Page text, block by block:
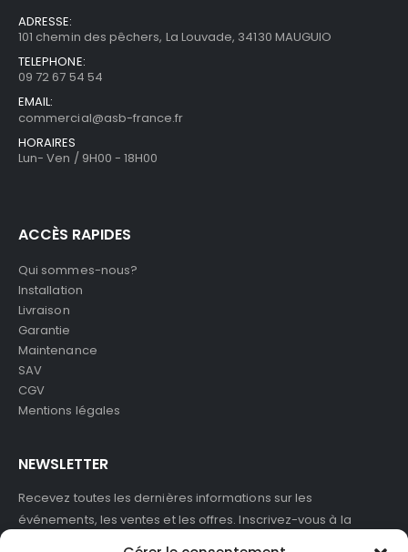
ADRESSE:
101 chemin des pêchers, La Louvade, 34130 MAUGUIO
TELEPHONE:
09 72 67 54 54
EMAIL:
commercial@asb-france.fr
HORAIRES
Lun- Ven / 9H00 - 18H00
ACCÈS RAPIDES
Qui sommes-nous?
Installation
Livraison
Garantie
Maintenance
SAV
CGV
Mentions légales
NEWSLETTER
Recevez toutes les dernières informations sur les
événements, les ventes et les offres. Inscrivez-vous à la